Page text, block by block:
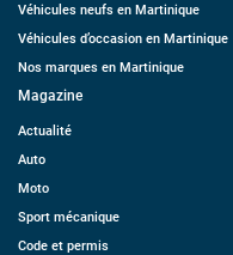
Véhicules neufs en Martinique
Véhicules d’occasion en Martinique
Nos marques en Martinique
Magazine
Actualité
Auto
Moto
Sport mécanique
Code et permis